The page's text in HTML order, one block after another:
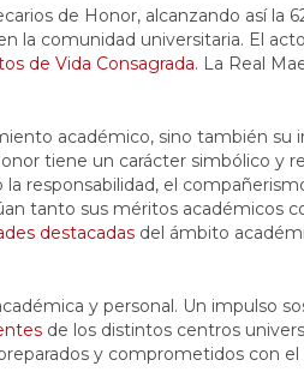
de Honor, alcanzando así la
la comunidad universitaria. El
de Vida Consagrada. La Real
académico, sino también su
tiene un carácter simbólico y
responsabilidad, el
tanto sus méritos académicos
destacadasdel ámbito
y personal. Un impulso
de los distintos centros
y comprometidos con el